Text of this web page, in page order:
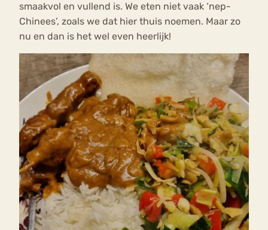
smaakvol en vullend is. We eten niet vaak ‘nep-
Chinees’, zoals we dat hier thuis noemen. Maar zo
nu en dan is het wel even heerlijk!